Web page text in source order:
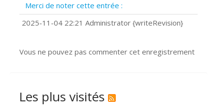
?
Comment installer Google Chrome ?
Merci de noter cette entrée :
2025-11-04 22:21 Administrator {writeRevision}
Vous ne pouvez pas commenter cet enregistrement
Les plus visités